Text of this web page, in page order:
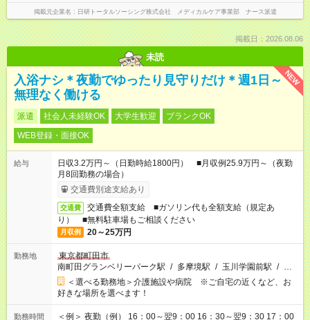
掲載元企業名 日研トータルソーシング株式会社 メディカルケア事業部 ナース派遣
掲載日：2026.08.06
未読
NEW
入浴ナシ＊夜勤でゆったり見守りだけ＊週1日～
無理なく働ける
派遣 社会人未経験OK 大学生歓迎
ブランクOK
WEB登録・面接OK
給与
日収3.2万円～（日勤時給1800円） ■月収例25.9万円～（夜勤
月8回勤務の場合）
交通費別途支給あり
交通費
交通費全額支給 ■ガソリン代も全額支給（規定あ
り） ■無料駐車場もご相談ください
月収例 20～25万円
勤務地
東京都町田市
南町田グランベリーパーク駅 / 多摩境駅 / 玉川学園前駅 / …
＜選べる勤務地＞介護施設や病院 ※ご自宅の近くなど、お
好きな場所を選べます！
勤務時間 ＜例＞ 夜勤（例） 16：00～翌9：00 16：30～翌9：30 17：00